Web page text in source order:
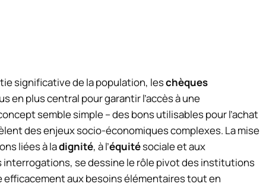
significative de la population, leschèques
en plus central pour garantir l’accès à une
semble simple – des bons utilisables pour l’achat
des enjeux socio-économiques complexes. La mise
liées à ladignité, à l’équitésociale et aux
interrogations, se dessine le rôle pivot des institutions
aux besoins élémentaires tout en